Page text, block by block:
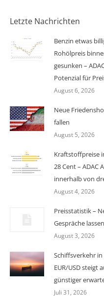
Letzte Nachrichten
Benzin etwas
Rohölpreis
gesunken –
Potenzial für
August 6, 2026
Neue
fallen
August 5, 2026
Kraftstoffpreise
28 Cent – ADAC
innerhalb von
August 4, 2026
Preisstatistik –
Gespräche
August 3, 2026
Schiffsverkehr
EUR/USD steigt
günstiger
Juli 31, 2026